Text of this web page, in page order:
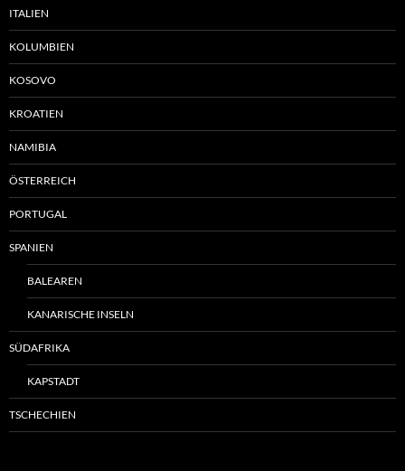
ITALIEN
KOLUMBIEN
KOSOVO
KROATIEN
NAMIBIA
ÖSTERREICH
PORTUGAL
SPANIEN
BALEAREN
KANARISCHE INSELN
SÜDAFRIKA
KAPSTADT
TSCHECHIEN